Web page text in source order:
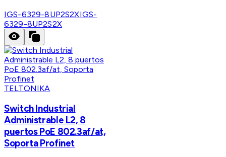
IGS-6329-8UP2S2XIGS-
6329-8UP2S2X
TELTONIKA
Switch Industrial
Administrable L2, 8
puertos PoE 802.3af/at,
Soporta Profinet